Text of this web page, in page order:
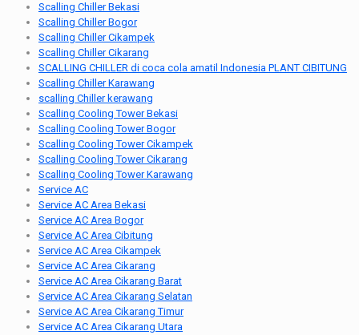
Scalling Chiller Bekasi
Scalling Chiller Bogor
Scalling Chiller Cikampek
Scalling Chiller Cikarang
SCALLING CHILLER di coca cola amatil Indonesia PLANT CIBITUNG
Scalling Chiller Karawang
scalling Chiller kerawang
Scalling Cooling Tower Bekasi
Scalling Cooling Tower Bogor
Scalling Cooling Tower Cikampek
Scalling Cooling Tower Cikarang
Scalling Cooling Tower Karawang
Service AC
Service AC Area Bekasi
Service AC Area Bogor
Service AC Area Cibitung
Service AC Area Cikampek
Service AC Area Cikarang
Service AC Area Cikarang Barat
Service AC Area Cikarang Selatan
Service AC Area Cikarang Timur
Service AC Area Cikarang Utara